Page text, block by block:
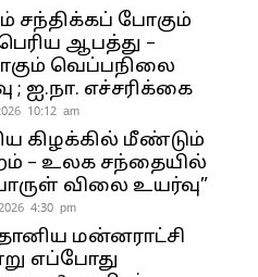
சந்திக்கப் போகும்
ஆபத்து –
வெப்பநிலை
; ஐ.நா. எச்சரிக்கை
10:12 am
கிழக்கில் மீண்டும்
– உலக சந்தையில்
விலை உயர்வு”
4:30 pm
மன்னராட்சி
எப்போது